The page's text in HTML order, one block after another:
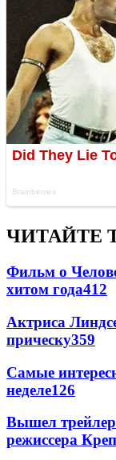
ЧИТАЙТЕ
Фильм о
хитом года412
Актриса
прическу359
Самые
неделе126
Вышел
режиссера